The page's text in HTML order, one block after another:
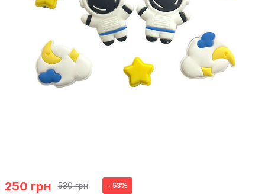
250 грн 530 грн - 53%